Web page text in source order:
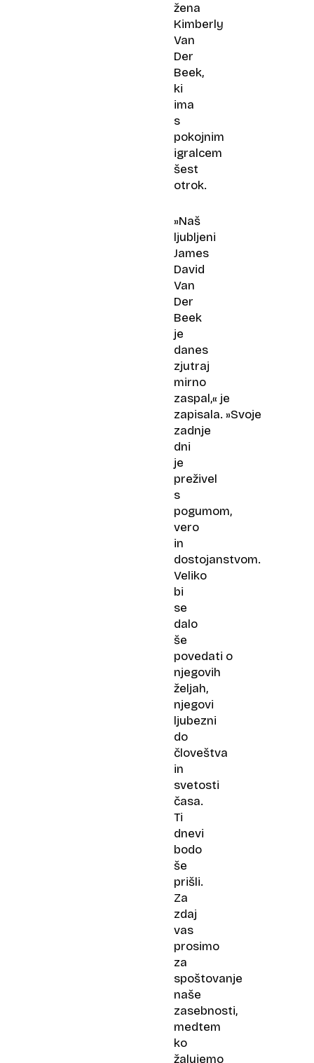
žena
Kimberly
Van
Der
Beek,
ki
ima
s
pokojnim
igralcem
šest
otrok.
»Naš
ljubljeni
James
David
Van
Der
Beek
je
danes
zjutraj
mirno
zaspal,« je
zapisala. »Svoje
zadnje
dni
je
preživel
s
pogumom,
vero
in
dostojanstvom.
Veliko
bi
se
dalo
še
povedati o
njegovih
željah,
njegovi
ljubezni
do
človeštva
in
svetosti
časa.
Ti
dnevi
bodo
še
prišli.
Za
zdaj
vas
prosimo
za
spoštovanje
naše
zasebnosti,
medtem
ko
žalujemo